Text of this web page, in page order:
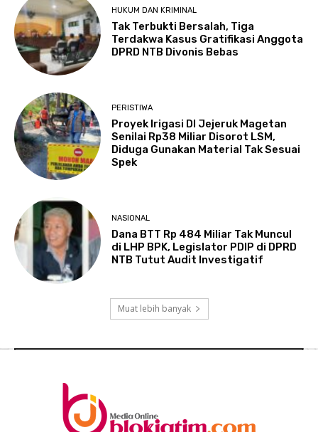
HUKUM DAN KRIMINAL
Tak Terbukti Bersalah, Tiga
Terdakwa Kasus Gratifikasi Anggota
DPRD NTB Divonis Bebas
PERISTIWA
Proyek Irigasi DI Jejeruk Magetan
Senilai Rp38 Miliar Disorot LSM,
Diduga Gunakan Material Tak Sesuai
Spek
NASIONAL
Dana BTT Rp 484 Miliar Tak Muncul
di LHP BPK, Legislator PDIP di DPRD
NTB Tutut Audit Investigatif
Muat lebih banyak